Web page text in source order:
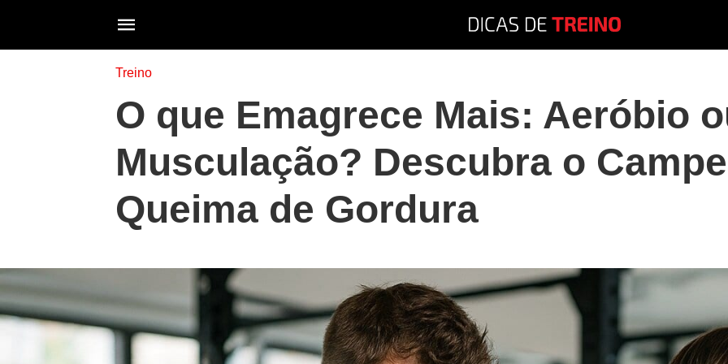
Treino
O que Emagrece Mais: Aeróbio
Musculação? Descubra o
Queima de Gordura